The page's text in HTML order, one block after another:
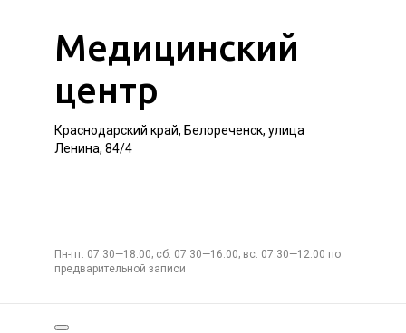
Медицинский
центр
Краснодарский край, Белореченск, улица
Ленина, 84/4
Пн-пт: 07:30—18:00; сб: 07:30—16:00; вс: 07:30—12:00 по
предварительной записи